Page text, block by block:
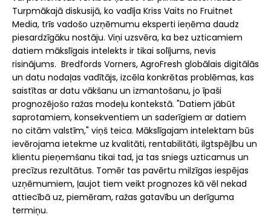
Turpmākajā diskusijā, ko vadīja Kriss Vaits no Fruitnet
Media, trīs vadošo uzņēmumu eksperti ieņēma daudz
piesardzīgāku nostāju. Viņi uzsvēra, ka bez uzticamiem
datiem mākslīgais intelekts ir tikai solījums, nevis
risinājums. Bredfords Vorners, AgroFresh globālais digitālās
un datu nodaļas vadītājs, izcēla konkrētas problēmas, kas
saistītas ar datu vākšanu un izmantošanu, jo īpaši
prognozējošo ražas modeļu kontekstā. "Datiem jābūt
saprotamiem, konsekventiem un saderīgiem ar datiem
no citām valstīm," viņš teica. Mākslīgajam intelektam būs
ievērojama ietekme uz kvalitāti, rentabilitāti, ilgtspējību un
klientu pieņemšanu tikai tad, ja tas sniegs uzticamus un
precīzus rezultātus. Tomēr tas pavērtu milzīgas iespējas
uzņēmumiem, ļaujot tiem veikt prognozes kā vēl nekad
attiecībā uz, piemēram, ražas gatavību un derīguma
termiņu.